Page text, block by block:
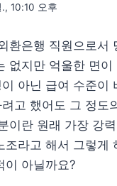
10:10 오후
환은행 직원으로서
없지만 억울한 면이
아닌 급여 수준이
고 했어도 그 정도
이란 원래 가장 강
조라고 해서 그렇게
이 아닐까요?